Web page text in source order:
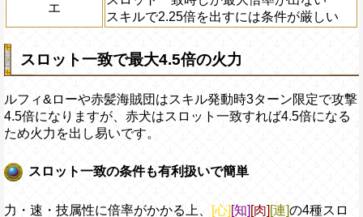
エ
スキルで2.25倍を出すには条件が厳しい
スロット一致で最大4.5倍の火力
ルフィ&ローや赤髪海賊団はスキル発動時3ターン限定で攻撃
4.5倍になりますが、赤犬はスロット一致すれば4.5倍になる
ため火力を出し易いです。
スロット一致の条件も有利扱いで簡単
力・速・技属性に倍率がかかる上、 [心] [知] [肉] [連]の4種スロ